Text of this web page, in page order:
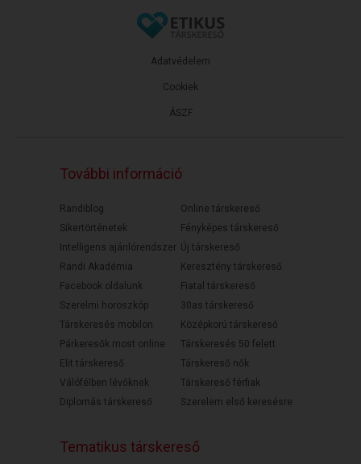
ÁSZF
Adatvédelem
Cookiek
További információ
Randiblog
Sikertörténetek
Intelligens ajánlórendszer
Randi Akadémia
Facebook oldalunk
Szerelmi horoszkóp
Társkeresés mobilon
Párkeresők most online
Elit társkereső
Válófélben lévőknek
Diplomás társkereső
Online társkereső
Fényképes társkereső
Új társkereső
Keresztény társkereső
Fiatal társkereső
30as társkereső
Középkorú társkereső
Társkeresés 50 felett
Társkereső nők
Társkereső férfiak
Szerelem első keresésre
Tematikus társkereső